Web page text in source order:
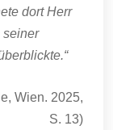
dort Herr
seiner
Wien. 2025,
S. 13)